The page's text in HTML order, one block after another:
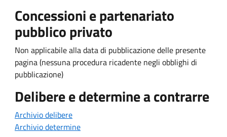
Concessioni e partenariato
pubblico privato
Non applicabile alla data di pubblicazione delle presente
pagina (nessuna procedura ricadente negli obblighi di
pubblicazione)
Delibere e determine a contrarre
Archivio delibere
Archivio determine